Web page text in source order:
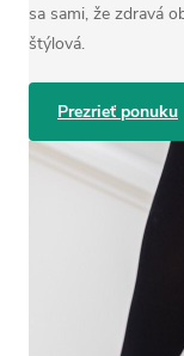
sa sami, že zdravá
štýlová.
Prezrieť ponuku